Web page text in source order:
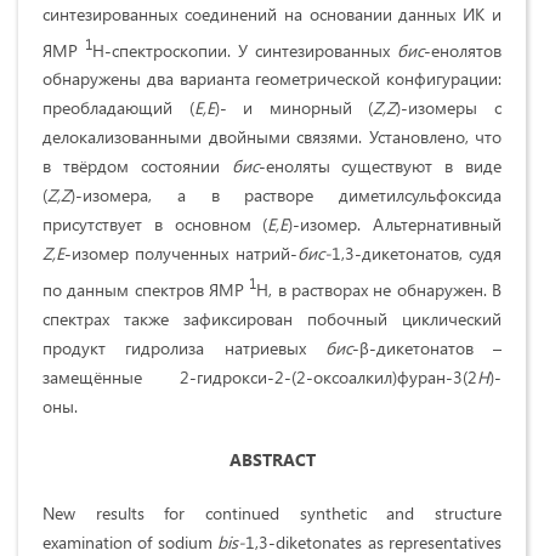
синтезированных соединений на основании данных ИК и
ЯМР 1H-спектроскопии. У синтезированных бис-енолятов
обнаружены два варианта геометрической конфигурации:
преобладающий (Е,Е)- и минорный (Z,Z)-изомеры с
делокализованными двойными связями. Установлено, что
в твёрдом состоянии бис-еноляты существуют в виде
(Z,Z)-изомера, а в растворе диметилсульфоксида
присутствует в основном (Е,Е)-изомер. Альтернативный
Z,E-изомер полученных натрий-бис-1,3-дикетонатов, судя
по данным спектров ЯМР 1H, в растворах не обнаружен. В
спектрах также зафиксирован побочный циклический
продукт гидролиза натриевых бис-β-дикетонатов –
замещённые 2-гидрокси-2-(2-оксоалкил)фуран-3(2H)-
оны.
ABSTRACT
New results for continued synthetic and structure
examination of sodium bis-1,3-diketonates as representatives